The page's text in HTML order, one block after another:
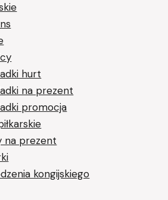
hurt
na prezent
promocja
na prezent
kongijskiego